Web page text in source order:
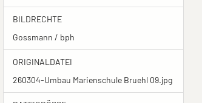
BILDRECHTE
Gossmann / bph
ORIGINALDATEI
260304-Umbau Marienschule Bruehl 09.jpg